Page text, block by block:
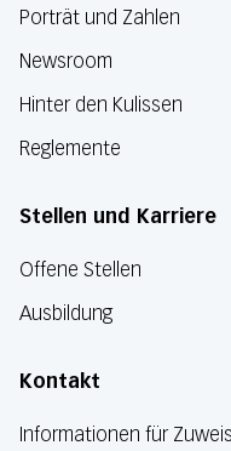
Porträt und Zahlen
Newsroom
Hinter den Kulissen
Reglemente
Stellen und Karriere
Offene Stellen
Ausbildung
Kontakt
Informationen für